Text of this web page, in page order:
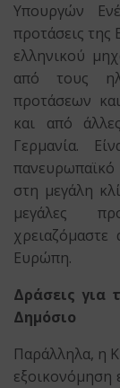
Υπουργών
προτάσεις της
ελληνικού
από τους
προτάσεων
και από
Γερμανία.
πανευρωπαϊκό
στη μεγάλη
μεγάλες
Ευρώπη.
Δράσεις για
Δημόσιο
Παράλληλα, η
εξοικονόμηση